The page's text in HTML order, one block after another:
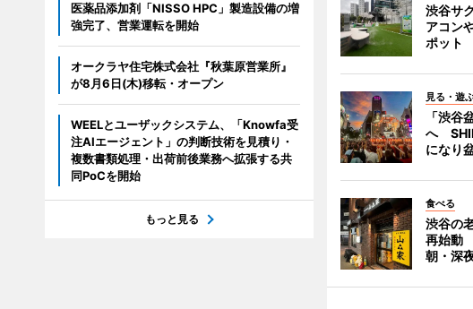
渋谷サ
アコン
ポット
見る・遊
「渋谷
へ
になり
食べる
渋谷の
再始動
朝・深
医薬品添加剤「NISSO HPC」製造設備の増
強完了、営業運転を開始
オークラヤ住宅株式会社『秋葉原営業所』
が8月6日(木)移転・オープン
WEELとユーザックシステム、「Knowfa受
注AIエージェント」の判断技術を見積り・
複数書類処理・出荷前後業務へ拡張する共
同PoCを開始
もっと見る